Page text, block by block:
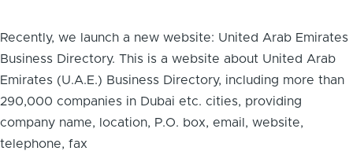
Recently, we launch a new website: United Arab Emirates
Business Directory. This is a website about United Arab
Emirates (U.A.E.) Business Directory, including more than
290,000 companies in Dubai etc. cities, providing
company name, location, P.O. box, email, website,
telephone, fax